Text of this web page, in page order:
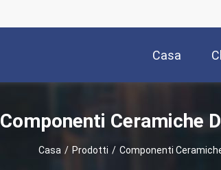
Casa
Componenti Ceramiche
Casa / Prodotti / Componenti